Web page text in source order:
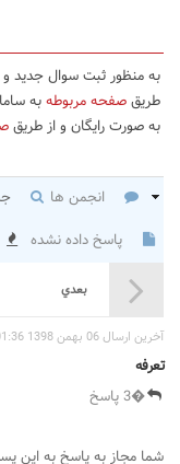
به منظور ثبت سوال جدید و
طریقصفحه مربوطهبه
به صورت رایگان و از طریق
انجمن ها
پاسخ داده نشده
بعدي
آخرين ارسال 06 بهمن 1398 01:36 ب.ظ توسط
تعرفه
�3 پاسخ
شما مجاز به پاسخ به اين